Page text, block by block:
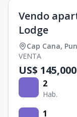
Vendo
Lodge
Cap Cana,
VENTA
US$ 145,000
2
Hab.
1